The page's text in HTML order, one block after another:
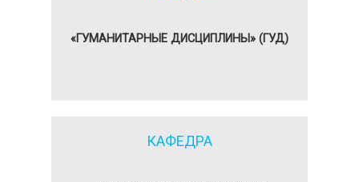
«ГУМАНИТАРНЫЕ ДИСЦИПЛИНЫ» (ГУД)
КАФЕДРА